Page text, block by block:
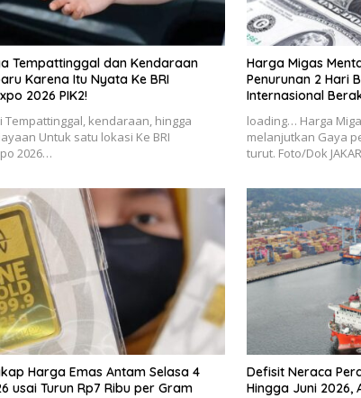
Tempattinggal dan Kendaraan
Karena Itu Nyata Ke BRI
2026 PIK2!
Tempattinggal, kendaraan, hingga
Untuk satu lokasi Ke BRI
2026…
Harga Migas
Penurunan 2 Hari
Internasional
loading… Harga
melanjutkan Gaya
turut. Foto/Dok
Harga Emas Antam Selasa 4
usai Turun Rp7 Ribu per Gram
Defisit Neraca
Hingga Juni 2026,